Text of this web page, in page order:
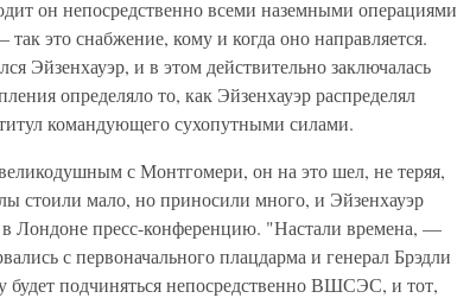
он непосредственно всеми наземными операциями
это снабжение, кому и когда оно направляется.
Эйзенхауэр, и в этом действительно заключалась
определяло то, как Эйзенхауэр распределял
командующего сухопутными силами.
с Монтгомери, он на это шел, не теряя,
стоили мало, но приносили много, и Эйзенхауэр
в Лондоне пресс-конференцию. "Настали времена, —
с первоначального плацдарма и генерал Брэдли
будет подчиняться непосредственно ВШСЭС, и тот,